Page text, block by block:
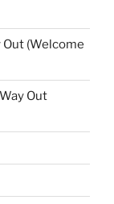
Out (Welcome
Out